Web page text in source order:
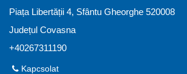
Piața Libertății 4, Sfântu Gheorghe 520008
Județul Covasna
+40267311190
Kapcsolat